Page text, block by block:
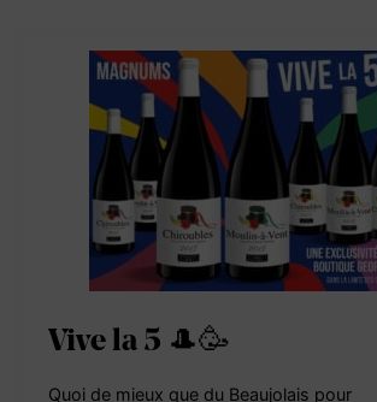
Vive la 5 🎩🥳
Quoi de mieux que du Beaujolais pour